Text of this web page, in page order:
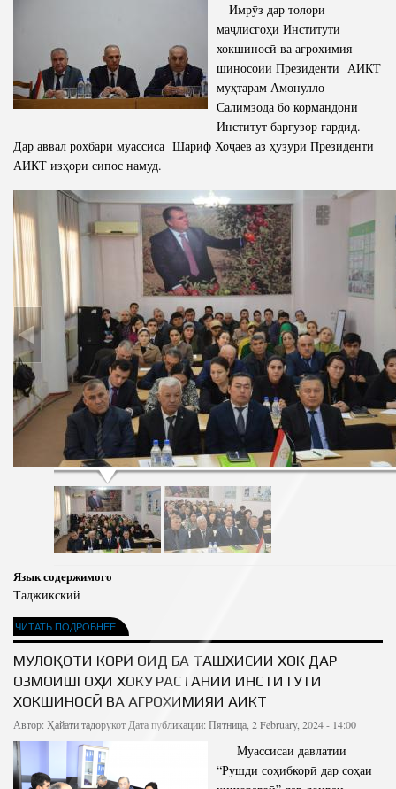
Имрӯз дар толори
маҷлисгоҳи Институти
хокшиносӣ ва агрохимия
шиносоии Президенти АИКТ
муҳтарам Амонулло
Салимзода бо кормандони
Институт баргузор гардид.
Дар аввал роҳбари муассиса Шариф Хоҷаев аз ҳузури Президенти
АИКТ изҳори сипос намуд.
Язык содержимого
Таджикский
ЧИТАТЬ ПОДРОБНЕЕ
МУЛОҚОТИ КОРӢ ОИД БА ТАШХИСИИ ХОК ДАР
ОЗМОИШГОҲИ ХОКУ РАСТАНИИ ИНСТИТУТИ
ХОКШИНОСӢ ВА АГРОХИМИЯИ АИКТ
Автор:Ҳайати тадорукотДата публикации: Пятница, 2 February, 2024 - 14:00
Муассисаи давлатии
“Рушди соҳибкорӣ дар соҳаи